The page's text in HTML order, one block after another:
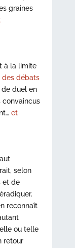
graines
à la limite
des débats
duel en
convaincus
et
selon
et de
reconnaît
ou telle
retour